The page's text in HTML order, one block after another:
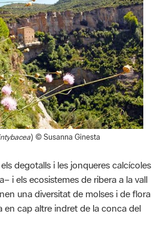
) © Susanna Ginesta
degotalls i les jonqueres calcícoles
i els ecosistemes de ribera a la vall
una diversitat de molses i de flora
en cap altre indret de la conca del